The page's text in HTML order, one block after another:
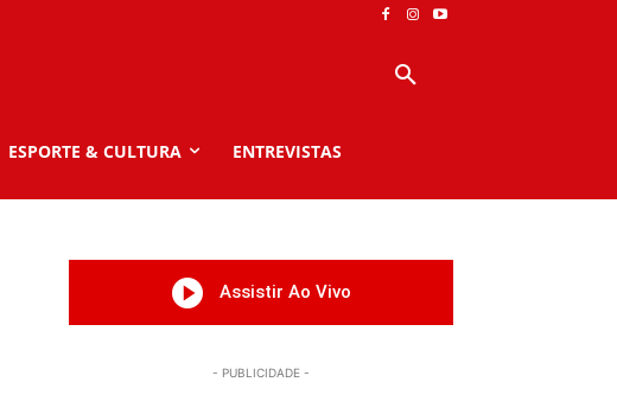
ESPORTE & CULTURA ENTREVISTAS
Assistir Ao Vivo
- PUBLICIDADE -